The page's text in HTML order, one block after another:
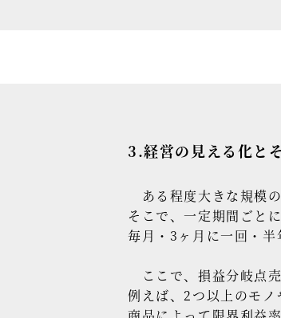
3.経営の見える化と
ある程度大きな規模
そこで、一定期間ごと
毎月・3ヶ月に一回・半
ここで、損益分岐点
例えば、2つ以上のモノ